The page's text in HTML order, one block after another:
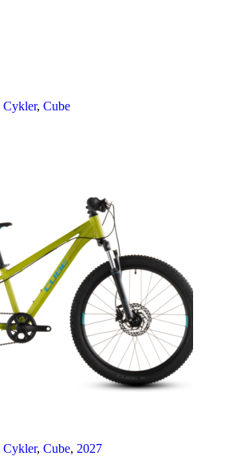
Cykler, Cube
Cykler, Cube, 2027